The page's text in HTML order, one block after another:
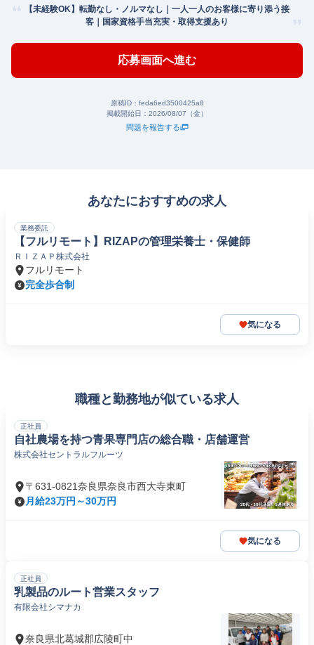
【未経験OK】転勤なし・ノルマなし｜一人一人のお客様に寄り添う接
客｜国家資格手当充実・取得支援あり
応募画面へ進む
原稿ID： feda6ed3500425a8
掲載開始日： 2026/08/07（金）
問題を報告する
あなたにおすすめの求人
業務委託
【フルリモート】RIZAPの管理栄養士・保健師
ＲＩＺＡＰ株式会社
フルリモート
完全歩合制
気になる
職種と勤務地が似ている求人
正社員
自社農場を持つ青果専門店の総合職・店舗運営
株式会社セントラルフルーツ
〒631-0821奈良県奈良市西大寺東町
月給23万円～30万円
気になる
正社員
乳製品のルート営業スタッフ
有限会社シマナカ
奈良県北葛城郡広陵町中